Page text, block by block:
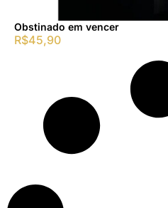
Obstinado em vencer
R$45,90